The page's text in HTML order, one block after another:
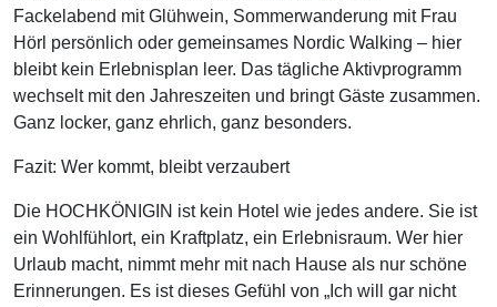
Fackelabend mit Glühwein, Sommerwanderung mit Frau
Hörl persönlich oder gemeinsames Nordic Walking – hier
bleibt kein Erlebnisplan leer. Das tägliche Aktivprogramm
wechselt mit den Jahreszeiten und bringt Gäste zusammen.
Ganz locker, ganz ehrlich, ganz besonders.
Fazit: Wer kommt, bleibt verzaubert
Die HOCHKÖNIGIN ist kein Hotel wie jedes andere. Sie ist
ein Wohlfühlort, ein Kraftplatz, ein Erlebnisraum. Wer hier
Urlaub macht, nimmt mehr mit nach Hause als nur schöne
Erinnerungen. Es ist dieses Gefühl von „Ich will gar nicht